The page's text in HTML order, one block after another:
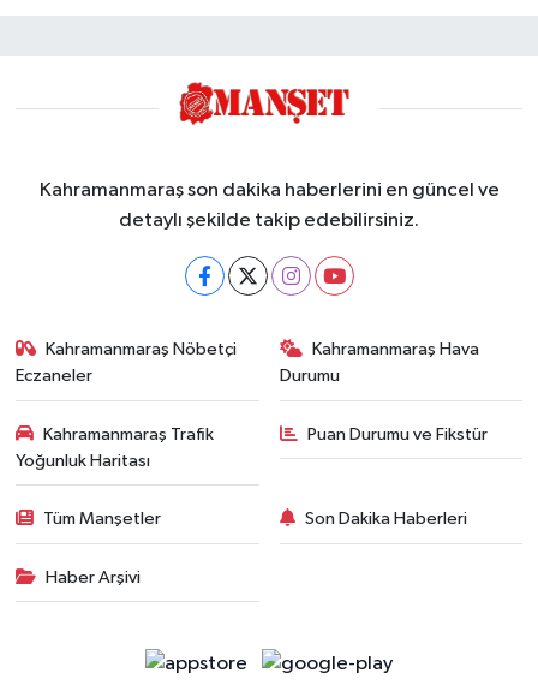
Kahramanmaraş son dakika haberlerini en güncel ve
detaylı şekilde takip edebilirsiniz.
Kahramanmaraş Nöbetçi
Eczaneler
Kahramanmaraş Hava
Durumu
Kahramanmaraş Trafik
Yoğunluk Haritası
Puan Durumu ve Fikstür
Tüm Manşetler Son Dakika Haberleri
Haber Arşivi